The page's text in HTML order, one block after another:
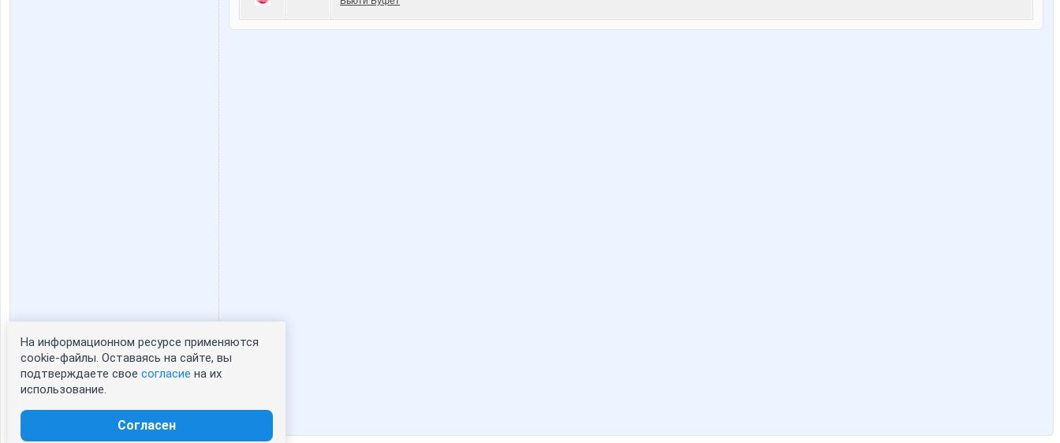
Статистика портрета:
сейчас просматривают портрет - 0
зарегистрированные пользователи
На информационном ресурсе применяются
cookie-файлы. Оставаясь на сайте, вы
подтверждаете свое согласие на их
использование.
Согласен